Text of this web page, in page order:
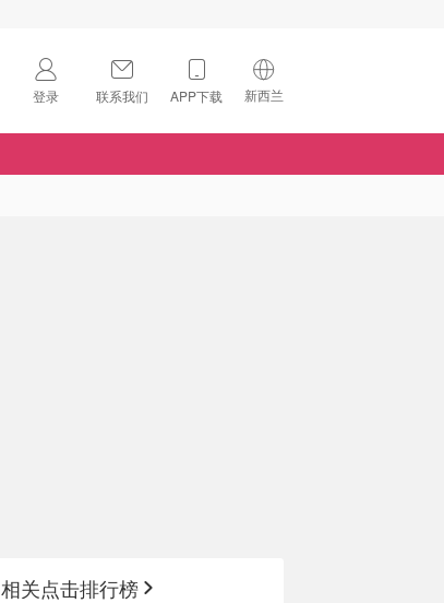
登录 联系我们 APP下载 新西兰
🇺🇸
相关点击排行榜